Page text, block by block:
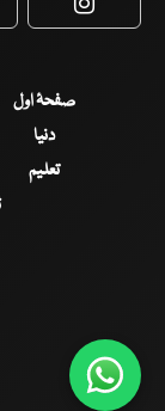
صفحۂ اول
دنیا
تعلیم